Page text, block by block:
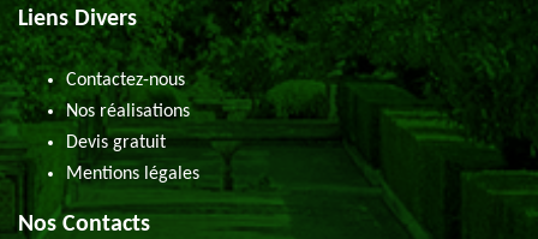
Liens Divers
Contactez-nous
Nos réalisations
Devis gratuit
Mentions légales
Nos Contacts